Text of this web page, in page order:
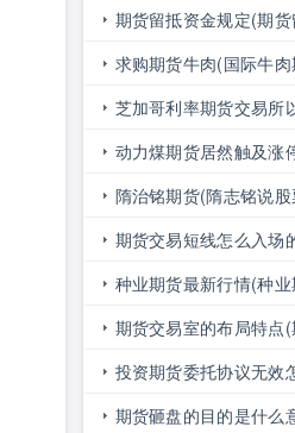
险)
期货留抵资金规定(期
求购期货牛肉(国际牛
芝加哥利率期货交易所
率期货交易所以什么期
动力煤期货居然触及涨
停的原因)
隋治铭期货(隋志铭说股
期货交易短线怎么入场
的啊)
种业期货最新行情(种
期货交易室的布局特点
什么)
投资期货委托协议无效
无效怎么办理)
期货砸盘的目的是什么